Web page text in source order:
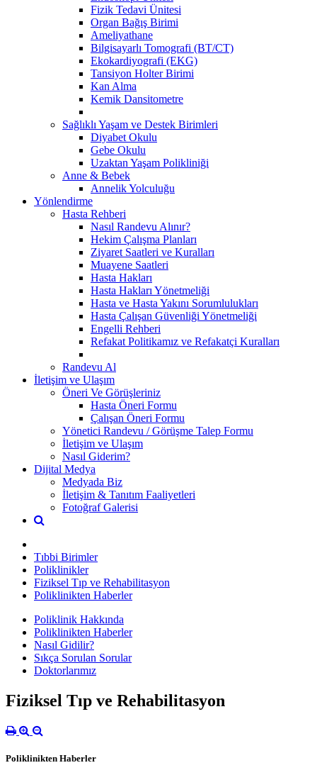
Fizik Tedavi Ünitesi
Organ Bağış Birimi
Ameliyathane
Bilgisayarlı Tomografi (BT/CT)
Ekokardiyografi (EKG)
Tansiyon Holter Birimi
Kan Alma
Kemik Dansitometre
Sağlıklı Yaşam ve Destek Birimleri
Diyabet Okulu
Gebe Okulu
Uzaktan Yaşam Polikliniği
Anne & Bebek
Annelik Yolculuğu
Yönlendirme
Hasta Rehberi
Nasıl Randevu Alınır?
Hekim Çalışma Planları
Ziyaret Saatleri ve Kuralları
Muayene Saatleri
Hasta Hakları
Hasta Hakları Yönetmeliği
Hasta ve Hasta Yakını Sorumlulukları
Hasta Çalışan Güvenliği Yönetmeliği
Engelli Rehberi
Refakat Politikamız ve Refakatçi Kuralları
Randevu Al
İletişim ve Ulaşım
Öneri Ve Görüşleriniz
Hasta Öneri Formu
Çalışan Öneri Formu
Yönetici Randevu / Görüşme Talep Formu
İletişim ve Ulaşım
Nasıl Giderim?
Dijital Medya
Medyada Biz
İletişim & Tanıtım Faaliyetleri
Fotoğraf Galerisi
Tıbbi Birimler
Poliklinikler
Fiziksel Tıp ve Rehabilitasyon
Poliklinikten Haberler
Poliklinik Hakkında
Poliklinikten Haberler
Nasıl Gidilir?
Sıkça Sorulan Sorular
Doktorlarımız
Fiziksel Tıp ve Rehabilitasyon
Poliklinikten Haberler